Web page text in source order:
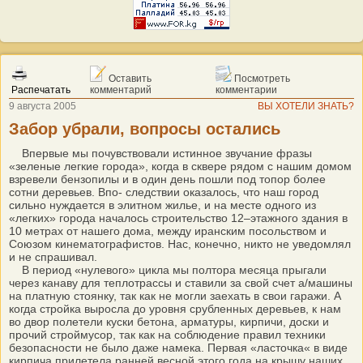
Распечатать
Оставить
комментарий
Посмотреть
комментарии
9 августа 2005
ВЫ ХОТЕЛИ ЗНАТЬ?
Забор убрали, вопросы остались
Впервые мы почувствовали истинное звучание фразы
«зеленые легкие города», когда в сквере рядом с нашим домом
взревели бензопилы и в один день пошли под топор более
сотни деревьев. Впо- следствии оказалось, что наш город
сильно нуждается в элитном жилье, и на месте одного из
«легких» города началось строительство 12–этажного здания в
10 метрах от нашего дома, между иранским посольством и
Союзом кинематографистов. Нас, конечно, никто не уведомлял
и не спрашивал.
В период «нулевого» цикла мы полтора месяца прыгали
через канаву для теплотрассы и ставили за свой счет а/машины
на платную стоянку, так как не могли заехать в свои гаражи. А
когда стройка выросла до уровня срубленных деревьев, к нам
во двор полетели куски бетона, арматуры, кирпичи, доски и
прочий строймусор, так как на соблюдение правил техники
безопасности не было даже намека. Первая «ласточка« в виде